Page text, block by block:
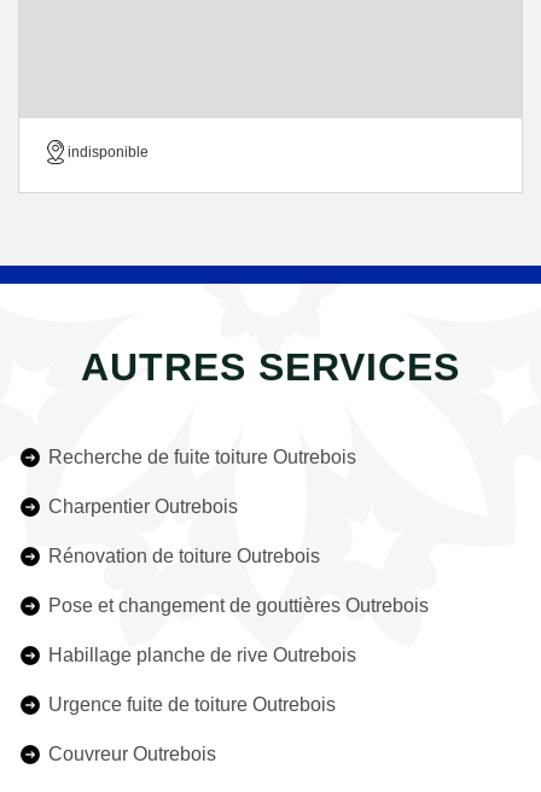
indisponible
AUTRES SERVICES
Recherche de fuite toiture Outrebois
Charpentier Outrebois
Rénovation de toiture Outrebois
Pose et changement de gouttières Outrebois
Habillage planche de rive Outrebois
Urgence fuite de toiture Outrebois
Couvreur Outrebois